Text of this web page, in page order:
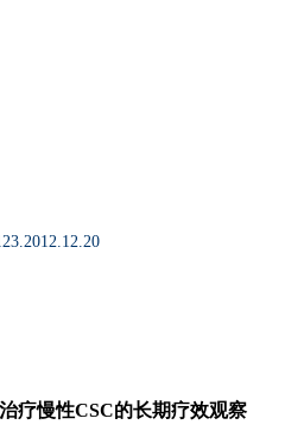
疗慢性CSC的长期疗效观察